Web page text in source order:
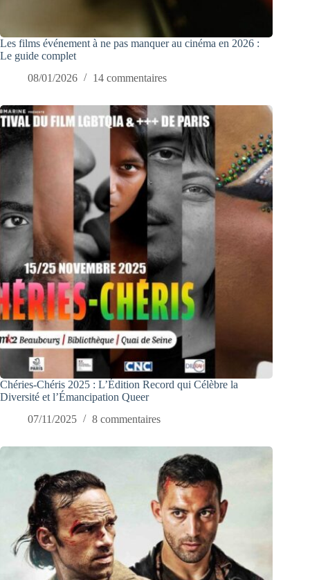
Les films événement à ne pas manquer au cinéma en 2026 :
Le guide complet
08/01/2026
14 commentaires
Chéries-Chéris 2025 : L’Édition Record qui Célèbre la
Diversité et l’Émancipation Queer
07/11/2025
8 commentaires